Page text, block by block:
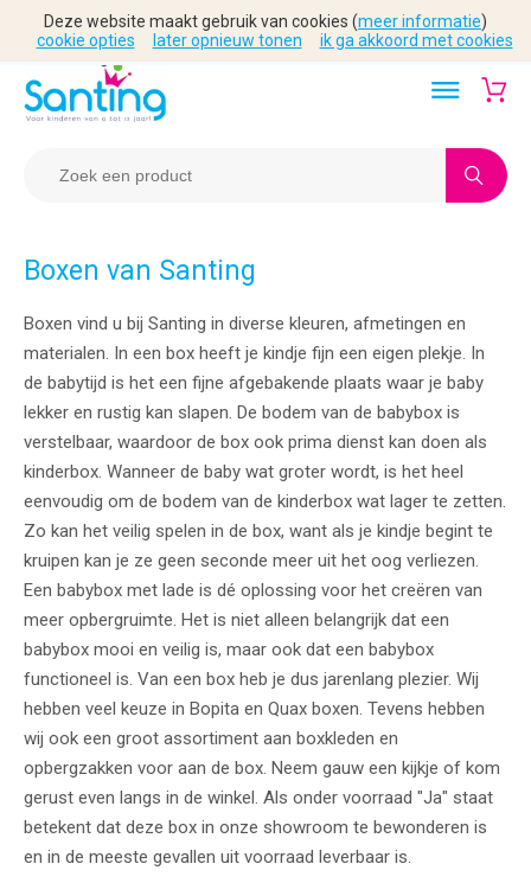
Boxen van Santing
Boxen vind u bij Santing in diverse kleuren, afmetingen en
materialen. In een box heeft je kindje fijn een eigen plekje. In
de babytijd is het een fijne afgebakende plaats waar je baby
lekker en rustig kan slapen. De bodem van de babybox is
verstelbaar, waardoor de box ook prima dienst kan doen als
kinderbox. Wanneer de baby wat groter wordt, is het heel
eenvoudig om de bodem van de kinderbox wat lager te zetten.
Zo kan het veilig spelen in de box, want als je kindje begint te
kruipen kan je ze geen seconde meer uit het oog verliezen.
Een babybox met lade is dé oplossing voor het creëren van
meer opbergruimte. Het is niet alleen belangrijk dat een
babybox mooi en veilig is, maar ook dat een babybox
functioneel is. Van een box heb je dus jarenlang plezier. Wij
hebben veel keuze in Bopita en Quax boxen. Tevens hebben
wij ook een groot assortiment aan boxkleden en
opbergzakken voor aan de box. Neem gauw een kijkje of kom
gerust even langs in de winkel. Als onder voorraad "Ja" staat
betekent dat deze box in onze showroom te bewonderen is
en in de meeste gevallen uit voorraad leverbaar is.
Deze website maakt gebruik van cookies (meer informatie)
cookie opties
later opnieuw tonen ik ga akkoord met cookies